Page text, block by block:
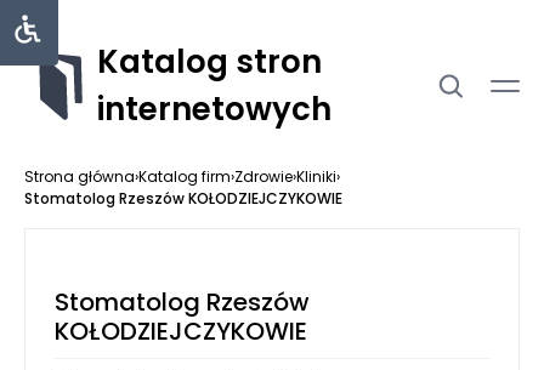
Katalog stron
internetowych
Strona główna›Katalog firm›Zdrowie›Kliniki›
Stomatolog Rzeszów KOŁODZIEJCZYKOWIE
Stomatolog Rzeszów
KOŁODZIEJCZYKOWIE